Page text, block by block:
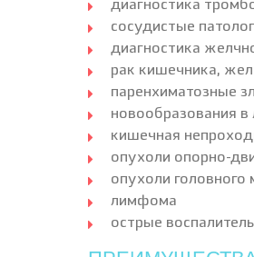
диагностика
сосудистые
диагностика
рак кишечника,
паренхиматозные
новообразования в
кишечная
опухоли опорно-
опухоли головного
лимфома
острые